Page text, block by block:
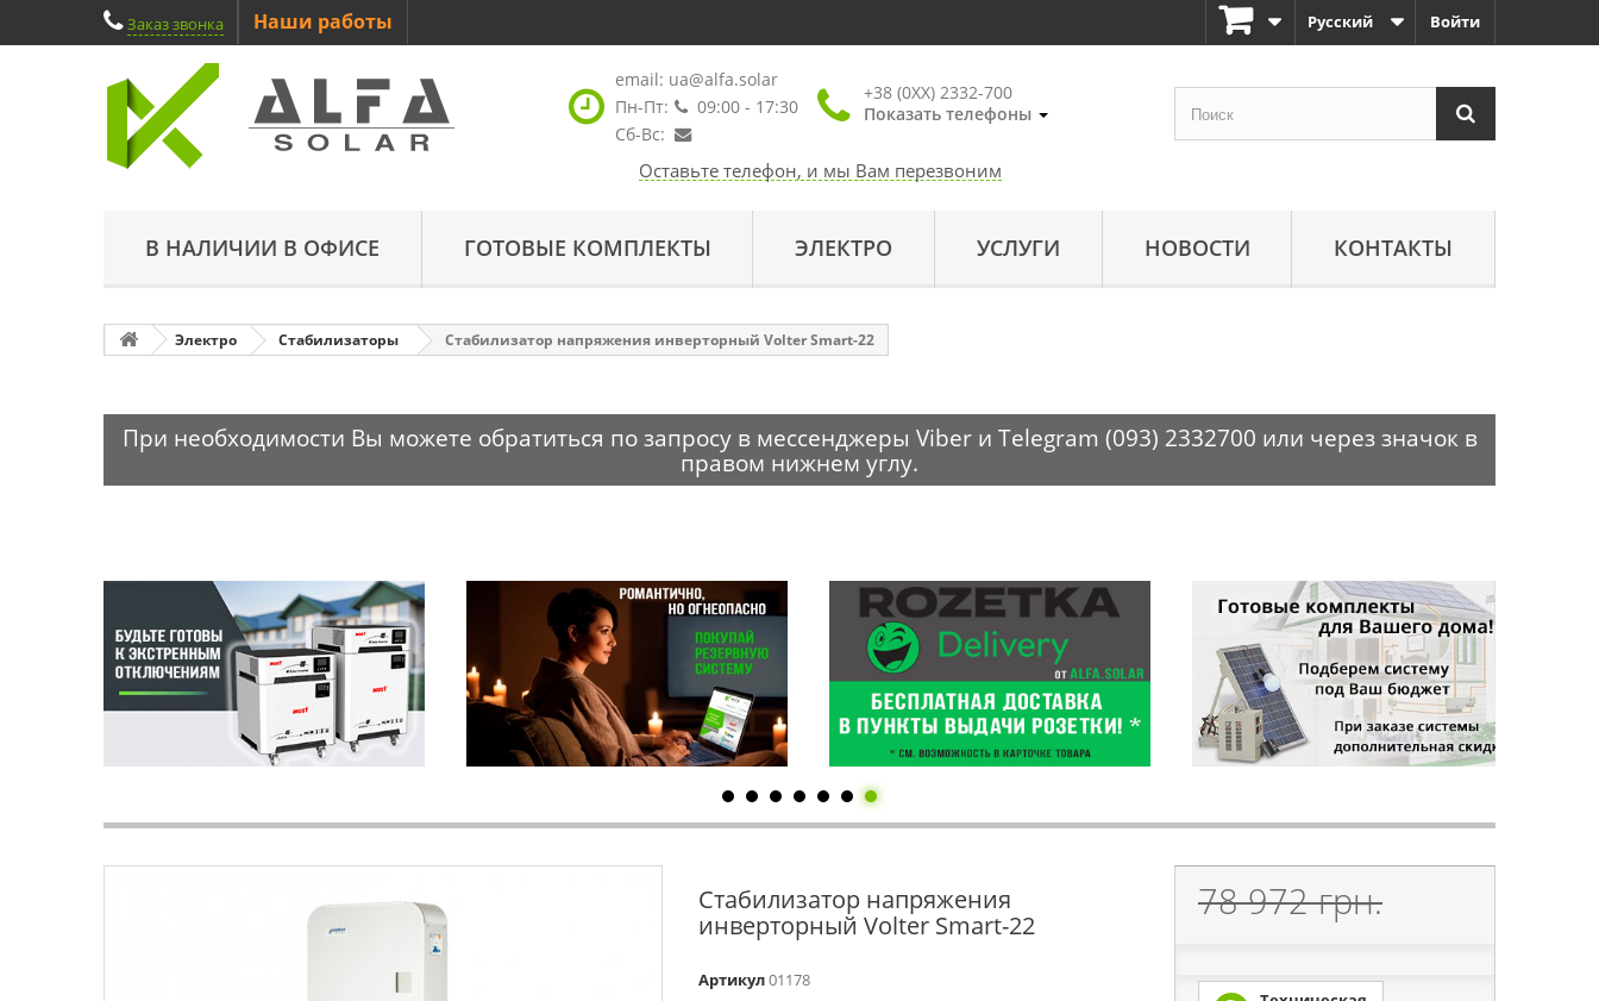
Войти
Русский
Заказ звонка Наши работы
email: ua@alfa.solar
Пн-Пт:
09:00 - 17:30
Сб-Вс:
+38 (0XX) 2332-700
Показать телефоны
Оставьте телефон, и мы Вам перезвоним
В НАЛИЧИИ В ОФИСЕ ГОТОВЫЕ КОМПЛЕКТЫ ЭЛЕКТРО УСЛУГИ НОВОСТИ КОНТАКТЫ
Электро Стабилизаторы Стабилизатор напряжения инверторный Volter Smart-22
При необходимости Вы можете обратиться по запросу в мессенджеры Viber и Telegram (093) 2332700 или через значок в
правом нижнем углу.
Стабилизатор напряжения
инверторный Volter Smart-22
Артикул01178
78 972 грн.